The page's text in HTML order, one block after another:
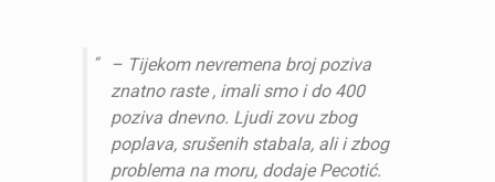
– Tijekom nevremena broj poziva
znatno raste , imali smo i do 400
poziva dnevno. Ljudi zovu zbog
poplava, srušenih stabala, ali i zbog
problema na moru, dodaje Pecotić.